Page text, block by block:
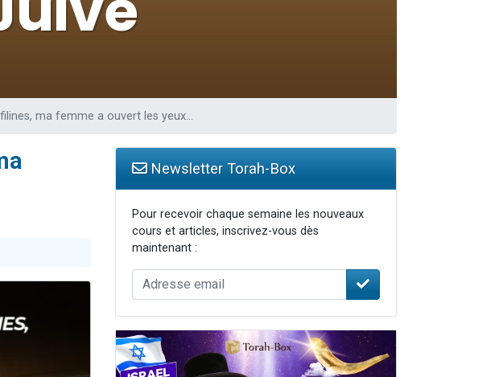
victime de violences...
ma femme a ouvert les yeux…
Newsletter Torah-Box
Pour recevoir chaque semaine les nouveaux
cours et articles, inscrivez-vous dès
maintenant :